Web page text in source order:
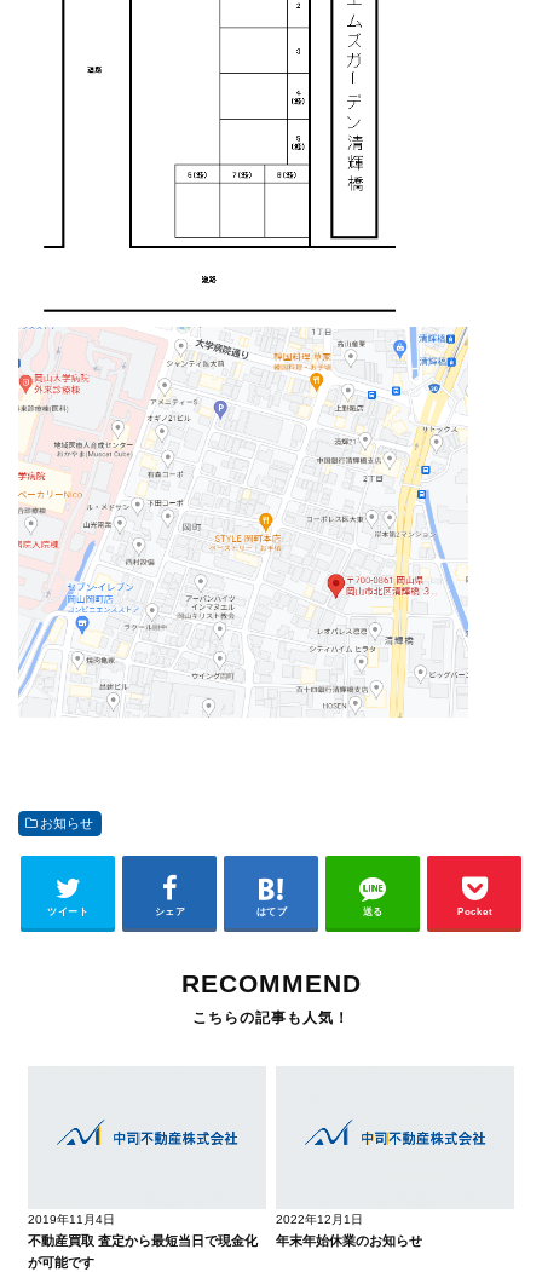
お知らせ
ツイート シェア はてブ 送る Pocket
RECOMMEND
2019年11月4日
不動産買取 査定から最短当日で現金化
が可能です
2022年12月1日
年末年始休業のお知らせ